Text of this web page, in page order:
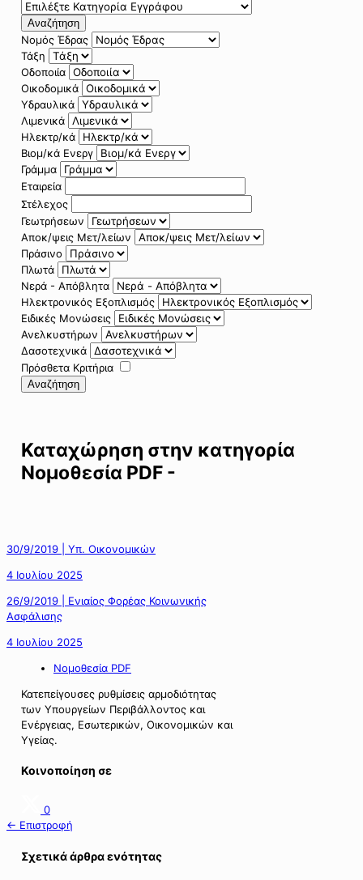
Αναζήτηση
Νομός Έδρας
Τάξη
Οδοποιία
Οικοδομικά
Υδραυλικά
Λιμενικά
Ηλεκτρ/κά
Βιομ/κά Ενεργ
Γράμμα
Εταιρεία
Στέλεχος
Γεωτρήσεων
Αποκ/ψεις Μετ/λείων
Πράσινο
Πλωτά
Νερά - Απόβλητα
Ηλεκτρονικός Εξοπλισμός
Ειδικές Μονώσεις
Ανελκυστήρων
Δασοτεχνικά
Πρόσθετα Κριτήρια
Αναζήτηση
Καταχώρηση στην κατηγορία
Νομοθεσία PDF -
30/9/2019 | Υπ. Οικονομικών
4 Ιουλίου 2025
26/9/2019 | Ενιαίος Φορέας Κοινωνικής
Ασφάλισης
4 Ιουλίου 2025
Νομοθεσία PDF
Κατεπείγουσες ρυθμίσεις αρμοδιότητας
των Υπουργείων Περιβάλλοντος και
Ενέργειας, Εσωτερικών, Οικονομικών και
Υγείας.
Κοινοποίηση σε
0
← Επιστροφή
Σχετικά άρθρα ενότητας